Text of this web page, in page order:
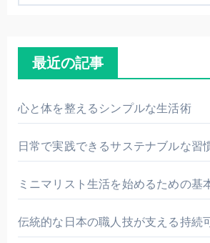
最近の記事
心と体を整えるシンプルな生活術
日常で実践できるサステナブルな習
ミニマリスト生活を始めるための基
伝統的な日本の職人技が支える持続